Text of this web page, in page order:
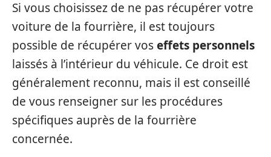
Si vous choisissez de ne pas récupérer votre
voiture de la fourrière, il est toujours
possible de récupérer voseffets personnels
laissés à l’intérieur du véhicule. Ce droit est
généralement reconnu, mais il est conseillé
de vous renseigner sur les procédures
spécifiques auprès de la fourrière
concernée.